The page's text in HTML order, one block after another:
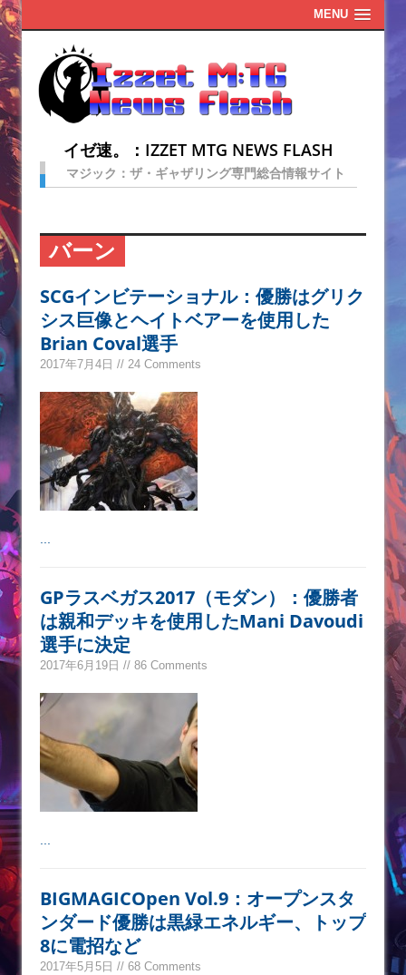
MENU
イゼ速。：IZZET MTG NEWS FLASH
マジック：ザ・ギャザリング専門総合情報サイト
バーン
SCGインビテーショナル：優勝はグリク
シス巨像とヘイトベアーを使用した
Brian Coval選手
2017年7月4日 // 24 Comments
GPラスベガス2017（モダン）：優勝者
は親和デッキを使用したMani Davoudi
選手に決定
2017年6月19日 // 86 Comments
BIGMAGICOpen Vol.9：オープンスタ
ンダード優勝は黒緑エネルギー、トップ
8に電招など
2017年5月5日 // 68 Comments